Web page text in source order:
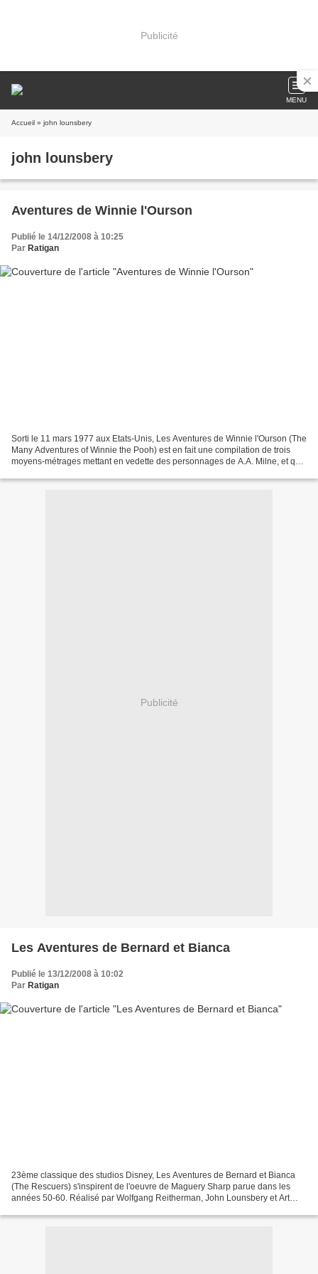
Publicité
MENU
Accueil » john lounsbery
john lounsbery
Aventures de Winnie l'Ourson
Publié le 14/12/2008 à 10:25
Par Ratigan
Sorti le 11 mars 1977 aux Etats-Unis, Les Aventures de Winnie l'Ourson (The
Many Adventures of Winnie the Pooh) est en fait une compilation de trois
moyens-métrages mettant en vedette des personnages de A.A. Milne, et qui
Publicité
Les Aventures de Bernard et Bianca
Publié le 13/12/2008 à 10:02
Par Ratigan
23ème classique des studios Disney, Les Aventures de Bernard et Bianca
(The Rescuers) s'inspirent de l'oeuvre de Maguery Sharp parue dans les
années 50-60. Réalisé par Wolfgang Reitherman, John Lounsbery et Art